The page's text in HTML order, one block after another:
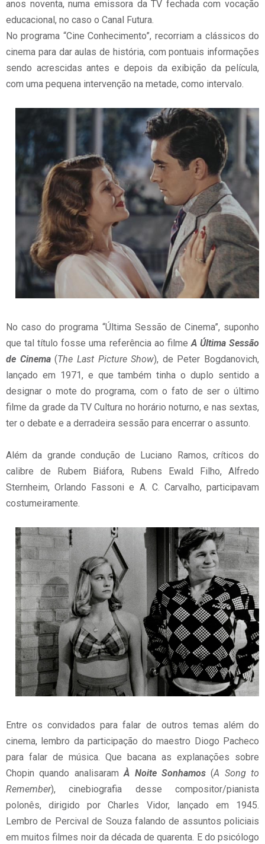
anos noventa, numa emissora da TV fechada com vocação
educacional, no caso o Canal Futura.
No programa “Cine Conhecimento”, recorriam a clássicos do
cinema para dar aulas de história, com pontuais informações
sendo acrescidas antes e depois da exibição da película,
com uma pequena intervenção na metade, como intervalo.
No caso do programa “Última Sessão de Cinema”, suponho
que tal título fosse uma referência ao filmeA Última Sessão
de Cinema(The Last Picture Show), de Peter Bogdanovich,
lançado em 1971, e que também tinha o duplo sentido a
designar o mote do programa, com o fato de ser o último
filme da grade da TV Cultura no horário noturno, e nas sextas,
ter o debate e a derradeira sessão para encerrar o assunto.
Além da grande condução de Luciano Ramos, críticos do
calibre de Rubem Biáfora, Rubens Ewald Filho, Alfredo
Sternheim, Orlando Fassoni e A. C. Carvalho, participavam
costumeiramente.
Entre os convidados para falar de outros temas além do
cinema, lembro da participação do maestro Diogo Pacheco
para falar de música. Que bacana as explanações sobre
Chopin quando analisaramÀ Noite Sonhamos(A Song to
Remember), cinebiografia desse compositor/pianista
polonês, dirigido por Charles Vidor, lançado em 1945.
Lembro de Percival de Souza falando de assuntos policiais
em muitos filmes noir da década de quarenta. E do psicólogo